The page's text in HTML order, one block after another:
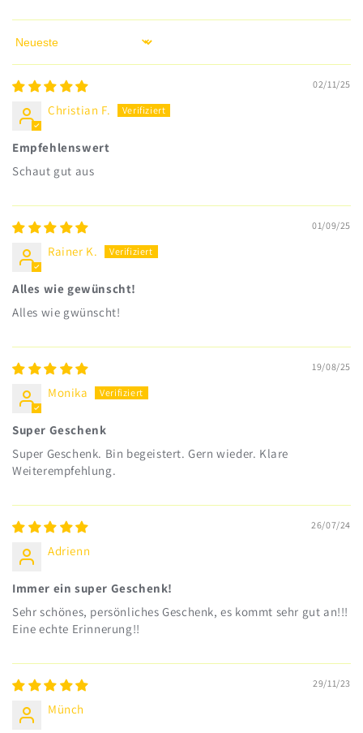
Sort by
02/11/25
Christian F.
Empfehlenswert
Schaut gut aus
01/09/25
Rainer K.
Alles wie gewünscht!
Alles wie gwünscht!
19/08/25
Monika
Super Geschenk
Super Geschenk. Bin begeistert. Gern wieder. Klare
Weiterempfehlung.
26/07/24
Adrienn
Immer ein super Geschenk!
Sehr schönes, persönliches Geschenk, es kommt sehr gut an!!!
Eine echte Erinnerung!!
29/11/23
Münch